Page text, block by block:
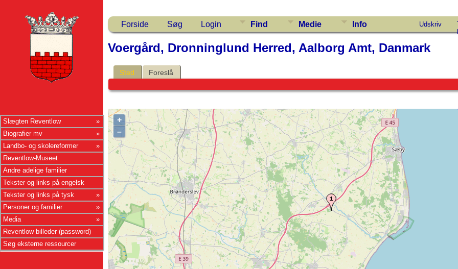
Slægten Reventlow
Biografier mv
Landbo- og skolereformer
Reventlow-Museet
Andre adelige familier
Tekster og links på engelsk
Tekster og links på tysk
Personer og familier
Media
Reventlow billeder (password)
Søg eksterne ressourcer
Forside Søg Login Find Medie Info Udskriv
Voergård, Dronninglund Herred, Aalborg Amt, Danmark
Sted Foreslå
+
–